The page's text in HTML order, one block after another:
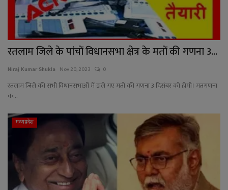
रतलाम जिले के पांचों विधानसभा क्षेत्र के मतों की गणना 3...
Niraj Kumar Shukla Nov 20, 2023 0
रतलाम जिले की सभी विधानसभाओं में डाले गए मतों की गणना 3 दिसंबर को होगी। मतगणना
क...
मध्यप्रदेश